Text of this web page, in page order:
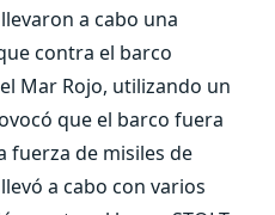
a cabo una
contra el barco
Mar Rojo, utilizando un
que el barco fuera
fuerza de misiles de
a cabo con varios